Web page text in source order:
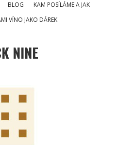
BLOG
KAM POSÍLÁME A JAK
VÍNO JAKO DÁREK
NINE